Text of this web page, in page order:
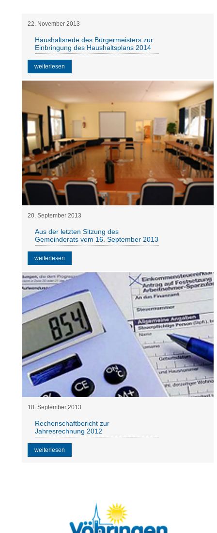
22. November 2013
Haushaltsrede des Bürgermeisters zur
Einbringung des Haushaltsplans 2014
weiterlesen
20. September 2013
Aus der letzten Sitzung des
Gemeinderats vom 16. September 2013
weiterlesen
18. September 2013
Rechenschaftbericht zur
Jahresrechnung 2012
weiterlesen